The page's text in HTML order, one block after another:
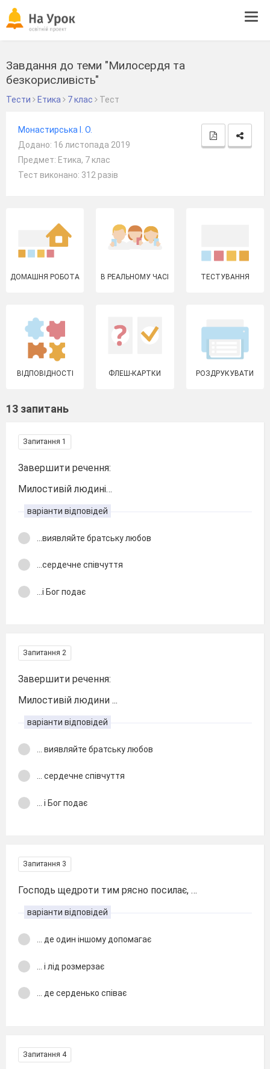
Завдання до теми "Милосердя та
безкорисливість"
Тести Етика 7 клас Тест
Монастирська І. О.
Додано: 16 листопада 2019
Предмет: Етика, 7 клас
Тест виконано: 312 разів
ДОМАШНЯ РОБОТА В РЕАЛЬНОМУ ЧАСІ ТЕСТУВАННЯ
ВІДПОВІДНОСТІ ФЛЕШ-КАРТКИ РОЗДРУКУВАТИ
13 запитань
Запитання 1
Завершити речення:
Милостивій людині…
варіанти відповідей
...виявляйте братську любов
...сердечне співчуття
...і Бог подає
Запитання 2
Завершити речення:
Милостивій людини ...
варіанти відповідей
... виявляйте братську любов
... сердечне співчуття
... і Бог подає
Запитання 3
Господь щедроти тим рясно посилає, …
варіанти відповідей
... де один іншому допомагає
... i лід розмерзає
... де серденько співає
Запитання 4